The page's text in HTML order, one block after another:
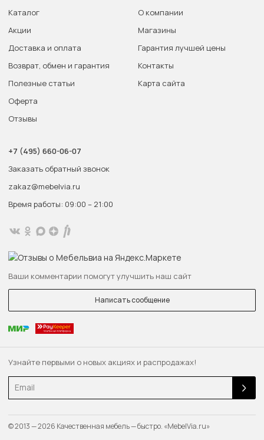
Узнайте первыми о новых акциях и распродажах!
Email
Каталог
Акции
Доставка и оплата
Возврат, обмен и гарантия
Полезные статьи
Оферта
Отзывы
О компании
Магазины
Гарантия лучшей цены
Контакты
Карта сайта
+7 (495) 660-06-07
Заказать обратный звонок
zakaz@mebelvia.ru
Время работы: 09:00 – 21:00
Ваши комментарии помогут улучшить наш сайт
Написать сообщение
© 2013 — 2026 Качественная мебель — быстро. «MebelVia.ru»